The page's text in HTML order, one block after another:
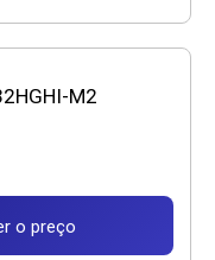
M2
o preço